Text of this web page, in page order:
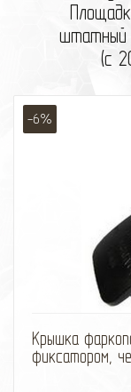
штатный
(с
-6%
Крышка
фиксатором,